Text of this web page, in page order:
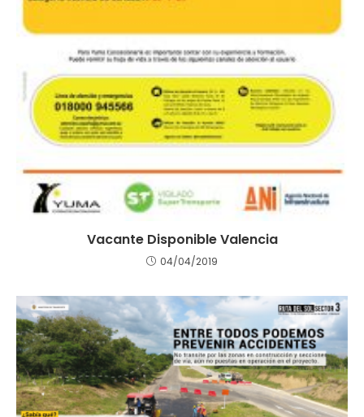
Vacante Disponible Valencia
04/04/2019